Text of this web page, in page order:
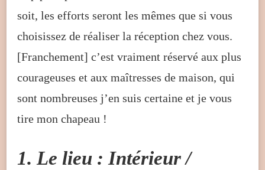
soit, les efforts seront les mêmes que si vous
choisissez de réaliser la réception chez vous.
[Franchement] c’est vraiment réservé aux plus
courageuses et aux maîtresses de maison, qui
sont nombreuses j’en suis certaine et je vous
tire mon chapeau !
1. Le lieu : Intérieur /